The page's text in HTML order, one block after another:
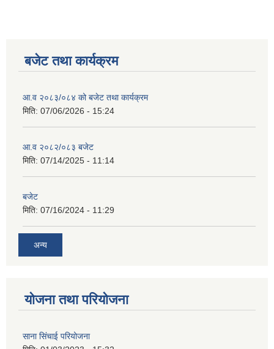
बजेट तथा कार्यक्रम
आ.व २०८३/०८४ को बजेट तथा कार्यक्रम
मिति: 07/06/2026 - 15:24
आ.व २०८२/०८३ बजेट
मिति: 07/14/2025 - 11:14
बजेट
मिति: 07/16/2024 - 11:29
अन्य
योजना तथा परियोजना
साना सिंचाई परियोजना